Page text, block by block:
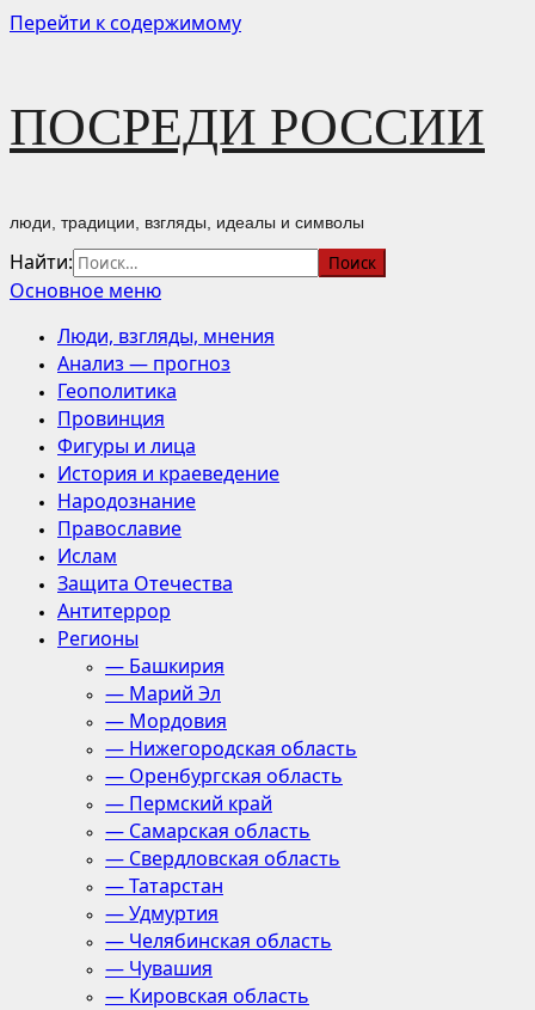
Перейти к содержимому
ПОСРЕДИ РОССИИ
люди, традиции, взгляды, идеалы и символы
Найти:
Основное меню
Люди, взгляды, мнения
Анализ — прогноз
Геополитика
Провинция
Фигуры и лица
История и краеведение
Народознание
Православие
Ислам
Защита Отечества
Антитеррор
Регионы
— Башкирия
— Марий Эл
— Мордовия
— Нижегородская область
— Оренбургская область
— Пермский край
— Самарская область
— Свердловская область
— Татарстан
— Удмуртия
— Челябинская область
— Чувашия
— Кировская область